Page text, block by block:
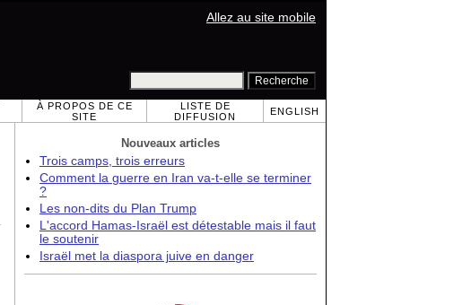
Allez au site mobile
À PROPOS DE CE
SITE
LISTE DE
DIFFUSION
ENGLISH
Nouveaux articles
Trois camps, trois erreurs
Comment la guerre en Iran va-t-elle se terminer
?
Les non-dits du Plan Trump
L'accord Hamas-Israël est détestable mais il faut
le soutenir
Israël met la diaspora juive en danger